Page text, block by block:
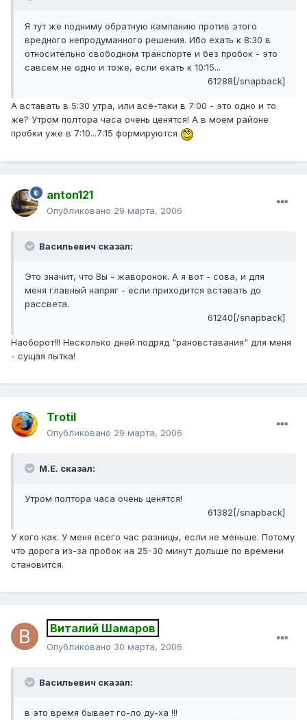
Я тут же подниму обратную кампанию против этого
вредного непродуманного решения. Ибо ехать к 8:30 в
относительно свободном транспорте и без пробок - это
савсем не одно и тоже, если ехать к 10:15...
61288[/snapback]
А вставать в 5:30 утра, или всё-таки в 7:00 - это одно и то
же? Утром полтора часа очень ценятся! А в моем районе
пробки уже в 7:10...7:15 формируются
anton121
Опубликовано 29 марта, 2006
Васильевич сказал:
Это значит, что Вы - жаворонок. А я вот - сова, и для
меня главный напряг - если приходится вставать до
рассвета.
61240[/snapback]
Наоборот!!! Несколько дней подряд "рановставания" для меня
- сущая пытка!
Trotil
Опубликовано 29 марта, 2006
М.Е. сказал:
Утром полтора часа очень ценятся!
61382[/snapback]
У кого как. У меня всего час разницы, если не меньше. Потому
что дорога из-за пробок на 25-30 минут дольше по времени
становится.
Виталий Шамаров
Опубликовано 30 марта, 2006
Васильевич сказал:
в это время бывает го-ло ду-ха !!!